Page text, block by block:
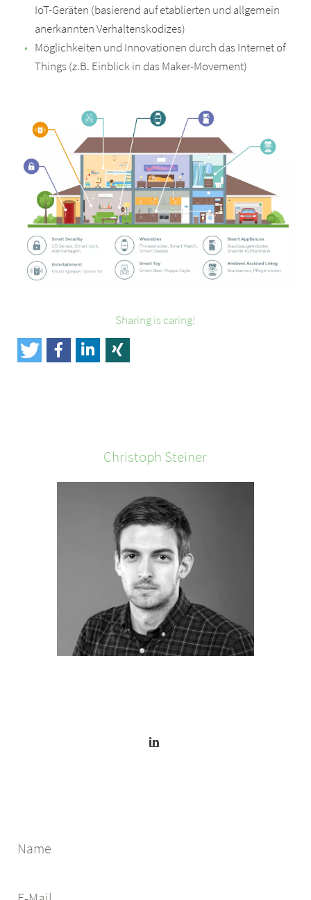
IoT-Geräten (basierend auf etablierten und allgemein
anerkannten Verhaltenskodizes)
Möglichkeiten und Innovationen durch das Internet of
Things (z.B. Einblick in das Maker-Movement)
Sharing is caring!
Christoph Steiner
Name